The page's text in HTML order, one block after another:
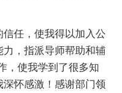
任，使我得以加入公
，指派导师帮助和辅
，使我学到了很多知
怀感激！感谢部门领